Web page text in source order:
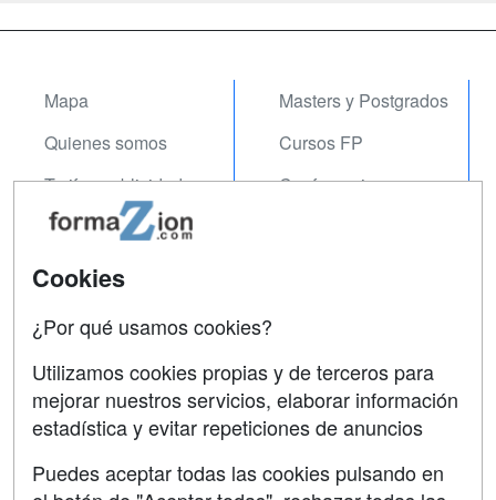
Mapa
Quienes somos
Tarifas publicidad
Acceso Usuarios
Acceso Centros
Masters y Postgrados
Cursos FP
Conferencias
Contactar
Confidencialidad
Aviso legal
Copyleft
Cookies
¿Por qué usamos cookies?
Utilizamos cookies propias y de terceros para
mejorar nuestros servicios, elaborar información
estadística y evitar repeticiones de anuncios
Puedes aceptar todas las cookies pulsando en